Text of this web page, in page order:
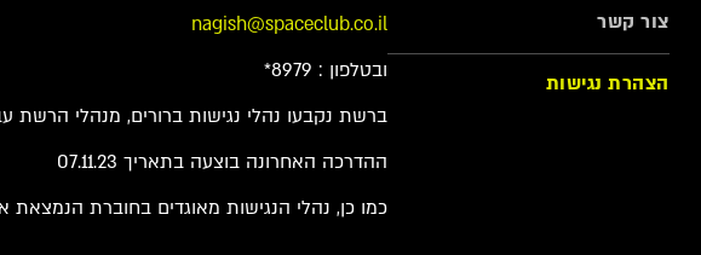
צור קשר
הצהרת נגישות
nagish@spaceclub.co.il
ובטלפון : 8979*
ברשת נקבעו נהלי נגישות ברורים, מנהלי הרשת
ההדרכה האחרונה בוצעה בתאריך 07.11.23
כמו כן, נהלי הנגישות מאוגדים בחוברת הנמצאת